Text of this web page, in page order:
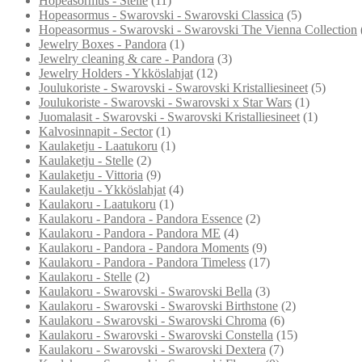
Hopeasormus - Swarovski - Swarovski Classica (5)
Hopeasormus - Swarovski - Swarovski The Vienna Collection
Jewelry Boxes - Pandora (1)
Jewelry cleaning & care - Pandora (3)
Jewelry Holders - Ykköslahjat (12)
Joulukoriste - Swarovski - Swarovski Kristalliesineet (5)
Joulukoriste - Swarovski - Swarovski x Star Wars (1)
Juomalasit - Swarovski - Swarovski Kristalliesineet (1)
Kalvosinnapit - Sector (1)
Kaulaketju - Laatukoru (1)
Kaulaketju - Stelle (2)
Kaulaketju - Vittoria (9)
Kaulaketju - Ykköslahjat (4)
Kaulakoru - Laatukoru (1)
Kaulakoru - Pandora - Pandora Essence (2)
Kaulakoru - Pandora - Pandora ME (4)
Kaulakoru - Pandora - Pandora Moments (9)
Kaulakoru - Pandora - Pandora Timeless (17)
Kaulakoru - Stelle (2)
Kaulakoru - Swarovski - Swarovski Bella (3)
Kaulakoru - Swarovski - Swarovski Birthstone (2)
Kaulakoru - Swarovski - Swarovski Chroma (6)
Kaulakoru - Swarovski - Swarovski Constella (15)
Kaulakoru - Swarovski - Swarovski Dextera (7)